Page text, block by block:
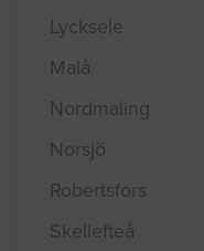
Lycksele
Malå
Nordmaling
Norsjö
Robertsfors
Skellefteå